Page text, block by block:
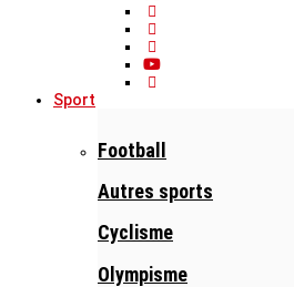
Sport
Football
Autres sports
Cyclisme
Olympisme